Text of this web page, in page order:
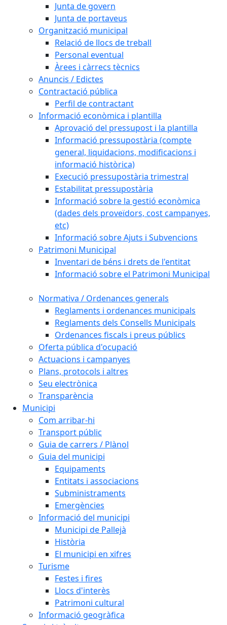
Junta de govern
Junta de portaveus
Organització municipal
Relació de llocs de treball
Personal eventual
Àrees i càrrecs tècnics
Anuncis / Edictes
Contractació pública
Perfil de contractant
Informació econòmica i plantilla
Aprovació del pressupost i la plantilla
Informació pressupostària (compte
general, liquidacions, modificacions i
informació històrica)
Execució pressupostària trimestral
Estabilitat pressupostària
Informació sobre la gestió econòmica
(dades dels proveïdors, cost campanyes,
etc)
Informació sobre Ajuts i Subvencions
Patrimoni Municipal
Inventari de béns i drets de l'entitat
Informació sobre el Patrimoni Municipal
Normativa / Ordenances generals
Reglaments i ordenances municipals
Reglaments dels Consells Municipals
Ordenances fiscals i preus públics
Oferta pública d'ocupació
Actuacions i campanyes
Plans, protocols i altres
Seu electrònica
Transparència
Municipi
Com arribar-hi
Transport públic
Guia de carrers / Plànol
Guia del municipi
Equipaments
Entitats i associacions
Subministraments
Emergències
Informació del municipi
Municipi de Pallejà
Història
El municipi en xifres
Turisme
Festes i fires
Llocs d'interès
Patrimoni cultural
Informació geogràfica